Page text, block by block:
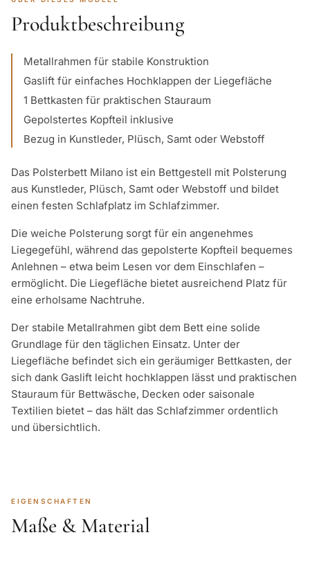
Produktbeschreibung
Metallrahmen für stabile Konstruktion
Gaslift für einfaches Hochklappen der Liegefläche
1 Bettkasten für praktischen Stauraum
Gepolstertes Kopfteil inklusive
Bezug in Kunstleder, Plüsch, Samt oder Webstoff
Das Polsterbett Milano ist ein Bettgestell mit Polsterung
aus Kunstleder, Plüsch, Samt oder Webstoff und bildet
einen festen Schlafplatz im Schlafzimmer.
Die weiche Polsterung sorgt für ein angenehmes
Liegegefühl, während das gepolsterte Kopfteil bequemes
Anlehnen – etwa beim Lesen vor dem Einschlafen –
ermöglicht. Die Liegefläche bietet ausreichend Platz für
eine erholsame Nachtruhe.
Der stabile Metallrahmen gibt dem Bett eine solide
Grundlage für den täglichen Einsatz. Unter der
Liegefläche befindet sich ein geräumiger Bettkasten, der
sich dank Gaslift leicht hochklappen lässt und praktischen
Stauraum für Bettwäsche, Decken oder saisonale
Textilien bietet – das hält das Schlafzimmer ordentlich
und übersichtlich.
EIGENSCHAFTEN
Maße & Material